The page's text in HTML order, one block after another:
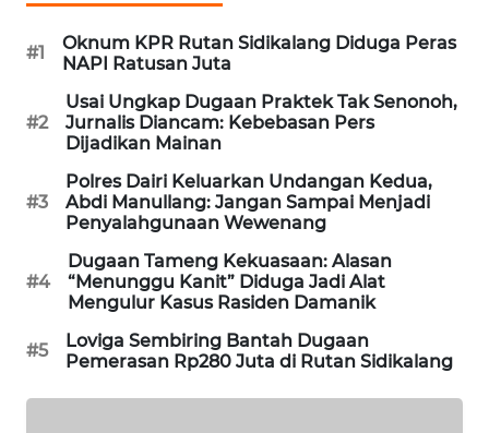
#1
Oknum KPR Rutan Sidikalang Diduga Peras
NAPI Ratusan Juta
#2
Usai Ungkap Dugaan Praktek Tak Senonoh,
Jurnalis Diancam: Kebebasan Pers
Dijadikan Mainan
#3
Polres Dairi Keluarkan Undangan Kedua,
Abdi Manullang: Jangan Sampai Menjadi
Penyalahgunaan Wewenang
#4
Dugaan Tameng Kekuasaan: Alasan
“Menunggu Kanit” Diduga Jadi Alat
Mengulur Kasus Rasiden Damanik
#5
Loviga Sembiring Bantah Dugaan
Pemerasan Rp280 Juta di Rutan Sidikalang
LAPAK
WAHANA
Wahana
KONSUMEN
LISTRIK
MASYARAKAT
KELISTRIKAN
WALINKI